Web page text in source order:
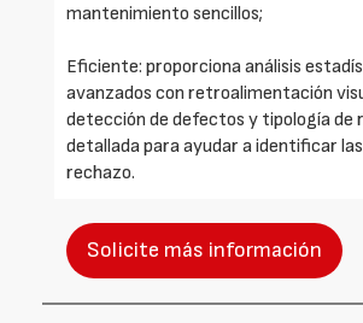
mantenimiento sencillos;
Eficiente: proporciona análisis
avanzados con retroalimentación
detección de defectos y tipología de
detallada para ayudar a identificar
rechazo.
Solicite más información